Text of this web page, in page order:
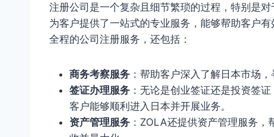
注册公司是一个复杂且细节繁琐的过程，特别是对
为客户提供了一站式的专业服务，能够帮助客户
全程的公司注册服务，还包括：
商务考察服务 ：帮助客户深入了解日本市场
签证办理服务 ：无论是创业签证还是投资签
客户能够顺利进入日本并开展业务。
资产管理服务 ：ZOLA还提供资产管理服务